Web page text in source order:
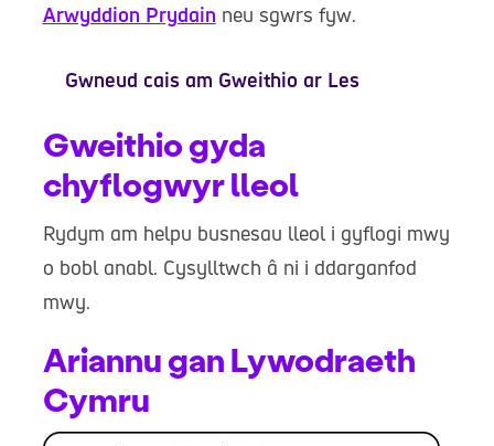
Arwyddion Prydain neu sgwrs fyw.
Gwneud cais am Gweithio ar Les
Gweithio gyda
chyflogwyr lleol
Rydym am helpu busnesau lleol i gyflogi mwy
o bobl anabl. Cysylltwch â ni i ddarganfod
mwy.
Ariannu gan Lywodraeth
Cymru